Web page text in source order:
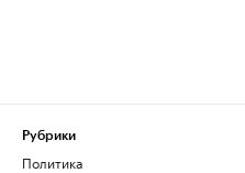
Рубрики
Политика